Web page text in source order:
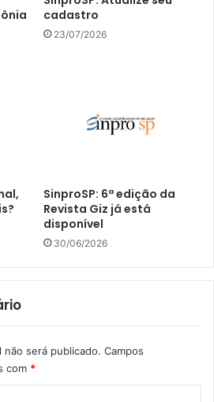
cadastro
23/07/2026
SinproSP: 6ª edição da
Revista Giz já está
disponível
30/06/2026
será publicado. Campos
com *